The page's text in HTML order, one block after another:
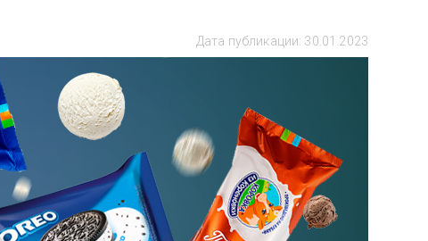
Дата публикации: 30.01.2023